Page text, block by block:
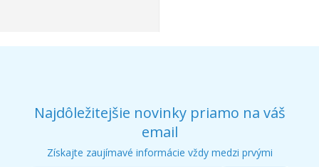
Najdôležitejšie novinky priamo na váš
email
Získajte zaujímavé informácie vždy medzi prvými